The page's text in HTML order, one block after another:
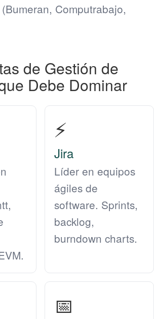
Computrabajo,
de Gestión de
Debe Dominar
⚡
Jira
Líder en equipos
ágiles de
software. Sprints,
backlog,
burndown charts.
📅